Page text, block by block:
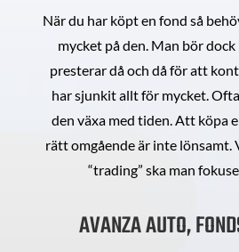
När du har köpt en fond så
mycket på den. Man bör
presterar då och då för att
har sjunkit allt för mycket.
den växa med tiden. Att köpa
rätt omgående är inte lönsamt.
“trading” ska man
AVANZA AUTO,